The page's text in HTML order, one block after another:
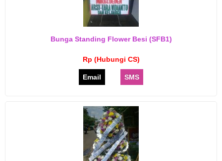
Bunga Standing Flower Besi (SFB1)
Rp (Hubungi CS)
Email SMS